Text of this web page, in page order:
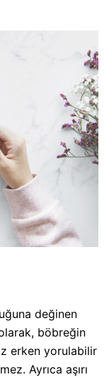
değinen
böbreğin
erken yorulabilir
Ayrıca aşırı